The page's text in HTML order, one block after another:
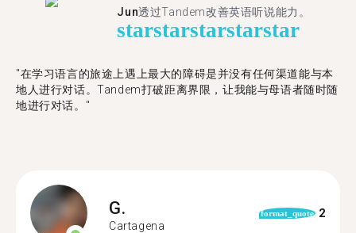
Jun透过Tandem改善英语听说能力。
starstarstarstarstar
"在学习语言的旅途上遇上最大的障碍是并没有任何渠道能与本
地人进行对话。Tandem打破距离界限，让我能与母语者随时随
地进行对话。"
G.
Cartagena
format_quote 2